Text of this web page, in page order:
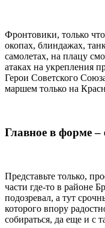
Фронтовики, только
окопах, блиндажах,
самолетах, на плацу
атаках на укрепления
Герои Советского
маршем только на
Главное в форме –
Представьте только,
части где-то в районе
подозревал, а тут
которого впору
собираться, да еще и с